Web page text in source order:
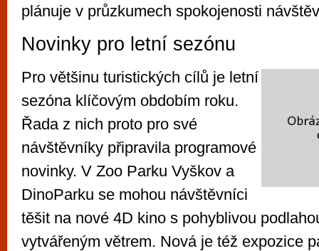
plánuje v průzkumech spokojenosti
Novinky pro letní sezónu
Pro většinu turistických cílů je letní
sezóna klíčovým obdobím roku.
Řada z nich proto pro své
návštěvníky připravila programové
novinky. V Zoo Parku Vyškov a
DinoParku se mohou návštěvníci
těšit na nové 4D kino s pohyblivou
vytvářeným větrem. Nová je též expozice